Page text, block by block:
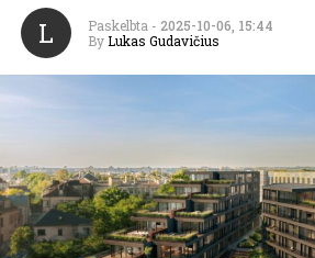
L Paskelbta - 2025-10-06, 15:44
By Lukas Gudavičius